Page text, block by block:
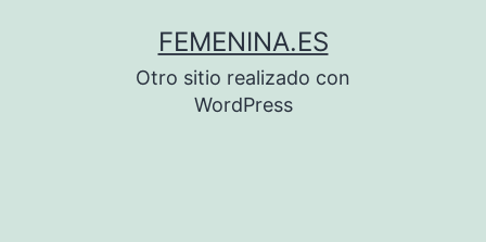
FEMENINA.ES
Otro sitio realizado con
WordPress